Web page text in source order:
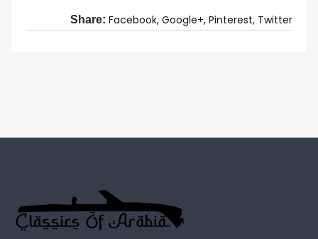
Share: Facebook, Google+, Pinterest, Twitter